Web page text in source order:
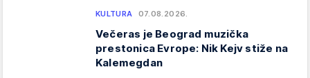
KULTURA 07.08.2026.
Večeras je Beograd muzička
prestonica Evrope: Nik Kejv stiže na
Kalemegdan